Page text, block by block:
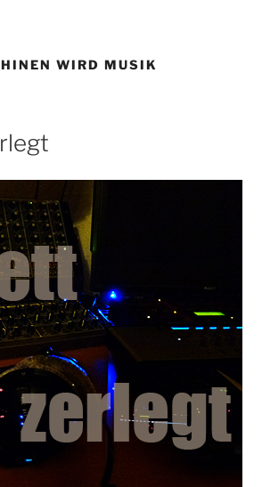
WIRD MUSIK